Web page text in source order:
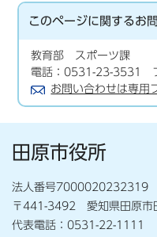
このページに関するお
教育部 スポーツ課
電話：0531-23-3531
お問い合わせは専用
田原市役所
法人番号7000020232319
〒441-3492 愛知県田原市
代表電話：0531-22-1111